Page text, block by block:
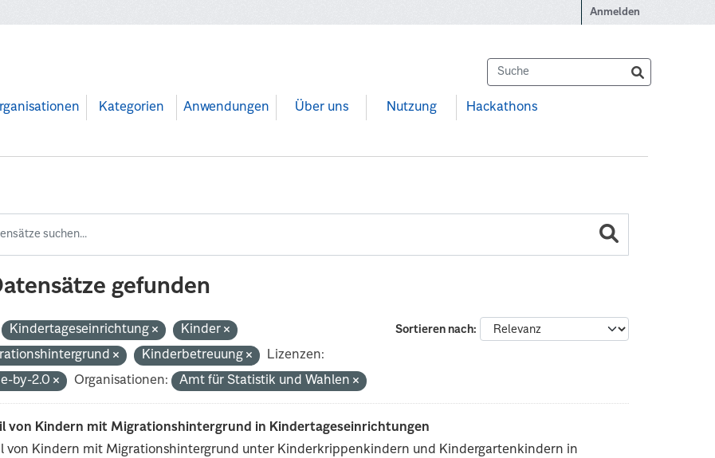
Anmelden
Kategorien Anwendungen Über uns Nutzung Hackathons
gefunden
Sortieren nach
Kindertageseinrichtung
Kinder
Kinderbetreuung
Lizenzen:
by-2.0
Organisationen: Amt für Statistik und Wahlen
von Kindern mit Migrationshintergrund in Kindertageseinrichtungen
von Kindern mit Migrationshintergrund unter Kinderkrippenkindern und Kindergartenkindern in